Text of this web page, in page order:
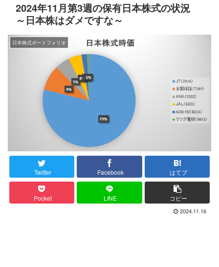
2024年11月第3週の保有日本株式の状況
～日本株はダメですな～
日本株式ポートフォリオ
Twitter Facebook はてブ
Pocket LINE コピー
2024.11.16